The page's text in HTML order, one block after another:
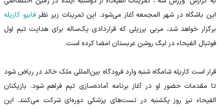
این باشگاه در شهر المجمعه آغاز می‌شود. این تمرینات زیر نظرفابیو کاریله
برگزار خواهد شد، مربی برزیلی که قراردادی یک‌ساله برای هدایت تیم اول
فوتبال الفیحاء در لیگ روشن عربستان امضا کرده است.
قرار است کاریله شامگاه شنبه وارد فرودگاه بین‌المللی ملک خالد در ریاض شود
تا مقدمات حضور او در آغاز برنامه آماده‌سازی تیم فراهم شود. بازیکنان
الفیحاء نیز روز یکشنبه در تست‌های پزشکی دوره‌ای شرکت می‌کنند. این